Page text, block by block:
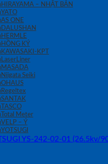
HIRAYAMA – NHẬT BẢN
YATO
AS ONE
DALUSHAN
HERMLE
HỒNG KÝ
KAWASAKI-KPT
LaserLiner
MASADA
Niigata Seiki
OHAUS
Regeltex
SANTAK
TASCO
Total Meter
VELP – Ý
YOTSUGI